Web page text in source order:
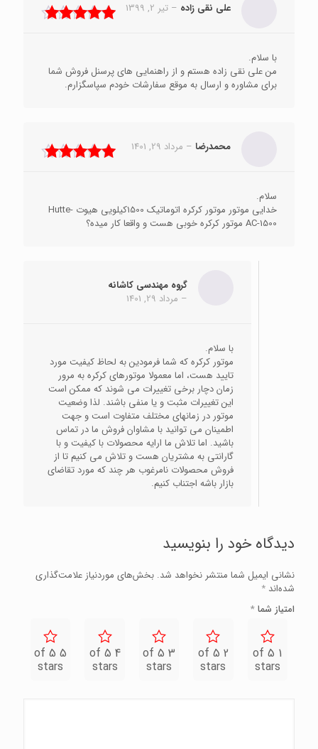
علی نقی زاده – تیر 2, 1399
با سلام.
من علی نقی زاده هستم و از راهنمایی های پرسنل فروش شما
برای مشاوره و ارسال به موقع سفارشات خودم سپاسگزارم.
محمدرضا – مرداد 29, 1401
سلام.
خدایی موتور موتور کرکره اتوماتیک 1500کیلویی هیوت Hutte-
AC-1500 موتور کرکره خوبی هست و واقعا کار میده؟
گروه مهندسی کاشانه
– مرداد 29, 1401
با سلام.
موتور کرکره که شما فرمودین به لحاظ کیفیت مورد
تایید هست، اما معمولا موتورهای کرکره به مرور
زمان دچار برخی تغییرات می شوند که ممکن است
این تغییرات مثبت و یا منفی باشند. لذا وضعیت
موتور در زمانهای مختلف متفاوت است و جهت
اطمینان می توانید با مشاوان فروش ما در تماس
باشید. اما تلاش ما ارایه محصولات با کیفیت و با
گارانتی به مشتریان هست و تلاش می کنیم تا از
فروش محصولات نامرغوب هر چند که مورد تقاضای
بازار باشه اجتناب کنیم.
دیدگاه خود را بنویسید
نشانی ایمیل شما منتشر نخواهد شد. بخش‌های موردنیاز علامت‌گذاری
شده‌اند *
امتیاز شما*
1 of 5
stars
2 of 5
stars
3 of 5
stars
4 of 5
stars
5 of 5
stars